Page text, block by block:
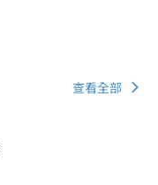
查看全部